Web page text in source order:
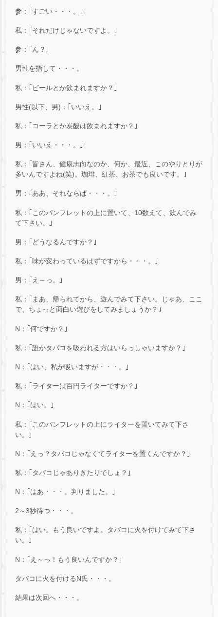
参：｢すごい・・・。｣
私：｢それだけじゃないですよ。｣
参：｢ん？｣
男性を指して・・・。
私：｢ビールとか飲まれますか？｣
男性(以下、男)：｢いいえ。｣
私：｢コーラとか炭酸は飲まれますか？｣
男：｢いいえ・・・。｣
私：｢皆さん、健康志向なのか、何か、最近、このやりとりが
多いんですよね(笑)。珈琲、紅茶、お茶でも良いです。｣
男：｢ああ、それならば・・・。｣
私：｢このパンフレットの上に置いて、10数えて、飲んでみ
て下さい。｣
男：｢どうなるんですか？｣
私：｢味が変わっているはずですから・・・。｣
男：｢え～っ。｣
私：｢まあ、帰られてから、遊んでみて下さい。じゃあ、ここ
で、ちょっと面白い遊びをしてみましょうか？｣
N：｢何ですか？｣
私：｢誰かタバコを吸われる方はいらっしゃいますか？｣
N：｢はい、私が吸いますが・・・。｣
私：｢ライターは百円ライターですか？｣
N：｢はい。｣
私：｢このパンフレットの上にライターを置いてみて下さ
い。｣
N：｢えっ？タバコじゃなくてライターを置くんですか？｣
私：｢タバコじゃありきたりでしょ？｣
N：｢はあ・・・。判りました。｣
2～3秒待つ・・・。
私：｢はい。もう良いですよ。タバコに火を付けてみて下さ
い。｣
N：｢え～っ！もう良いんですか？｣
タバコに火を付けるN氏・・・。
結果は次回へ・・・。